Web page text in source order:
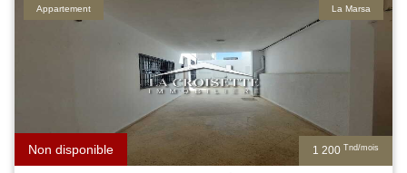
1 200 Tnd/mois
Non disponible
La Marsa
Appartement